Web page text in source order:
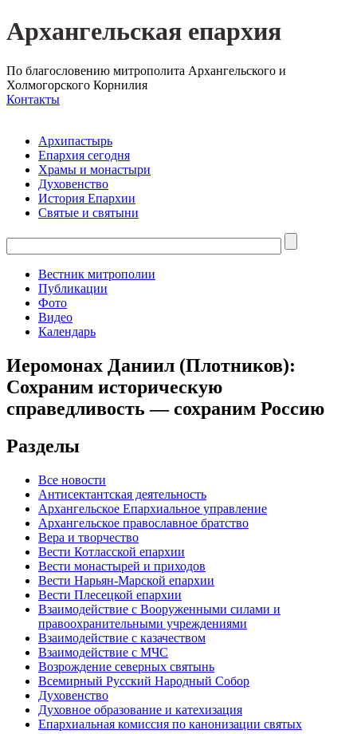
Архангельская епархия
По благословению митрополита Архангельского и
Холмогорского Корнилия
Контакты
Архипастырь
Епархия сегодня
Храмы и монастыри
Духовенство
История Епархии
Святые и святыни
Вестник митрополии
Публикации
Фото
Видео
Календарь
Иеромонах Даниил (Плотников):
Сохраним историческую
справедливость — сохраним Россию
Разделы
Все новости
Антисектантская деятельность
Архангельское Епархиальное управление
Архангельское православное братство
Вера и творчество
Вести Котласской епархии
Вести монастырей и приходов
Вести Нарьян-Марской епархии
Вести Плесецкой епархии
Взаимодействие с Вооруженными силами и
правоохранительными учреждениями
Взаимодействие с казачеством
Взаимодействие с МЧС
Возрождение северных святынь
Всемирный Русский Народный Собор
Духовенство
Духовное образование и катехизация
Епархиальная комиссия по канонизации святых